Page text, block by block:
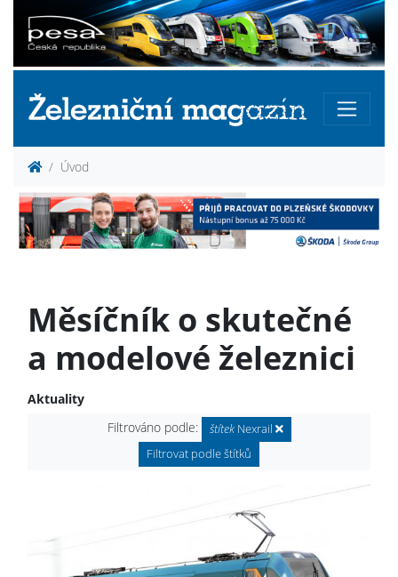
Úvod
Měsíčník o skutečné
a modelové železnici
Aktuality
Filtrováno podle:
štítekNexrail
Filtrovat podle štítků